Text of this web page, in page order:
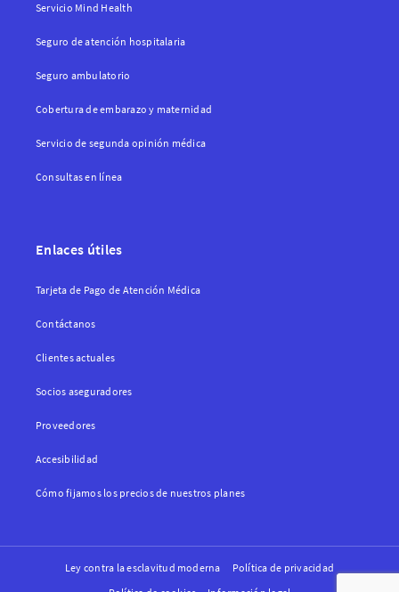
Servicio Mind Health
Seguro de atención hospitalaria
Seguro ambulatorio
Cobertura de embarazo y maternidad
Servicio de segunda opinión médica
Consultas en línea
Enlaces útiles
Tarjeta de Pago de Atención Médica
Contáctanos
Clientes actuales
Socios aseguradores
Proveedores
Accesibilidad
Cómo fijamos los precios de nuestros planes
Ley contra la esclavitud moderna
Política de privacidad